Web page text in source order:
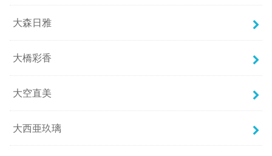
大森日雅
大橋彩香
大空直美
大西亜玖璃